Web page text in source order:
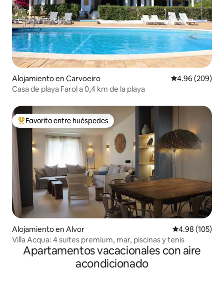
Alojamiento en Carvoeiro Calificación
4.96 (209)
Casa de playa Farol a 0,4 km de la playa
Favorito entre huéspedes preferido
Favorito entre huéspedes
Alojamiento en Alvor Calificación
4.98 (105)
Villa Acqua: 4 suites premium, mar, piscinas y tenis
Apartamentos vacacionales con aire
acondicionado